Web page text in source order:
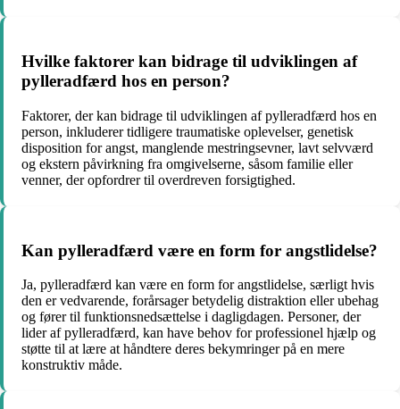
Hvilke faktorer kan bidrage til udviklingen af
pylleradfærd hos en person?
Faktorer, der kan bidrage til udviklingen af pylleradfærd hos en
person, inkluderer tidligere traumatiske oplevelser, genetisk
disposition for angst, manglende mestringsevner, lavt selvværd
og ekstern påvirkning fra omgivelserne, såsom familie eller
venner, der opfordrer til overdreven forsigtighed.
Kan pylleradfærd være en form for angstlidelse?
Ja, pylleradfærd kan være en form for angstlidelse, særligt hvis
den er vedvarende, forårsager betydelig distraktion eller ubehag
og fører til funktionsnedsættelse i dagligdagen. Personer, der
lider af pylleradfærd, kan have behov for professionel hjælp og
støtte til at lære at håndtere deres bekymringer på en mere
konstruktiv måde.